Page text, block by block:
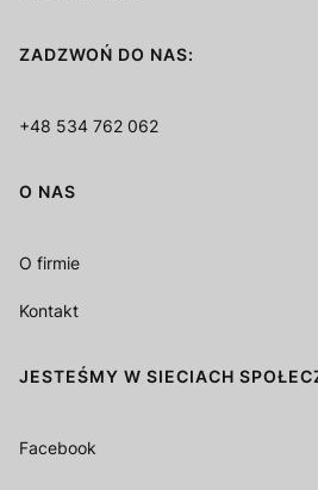
ZADZWOŃ DO NAS:
+48 534 762 062
O NAS
O firmie
Kontakt
JESTEŚMY W SIECIACH
Facebook